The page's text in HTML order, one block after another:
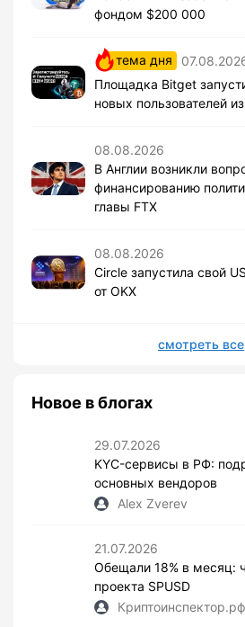
фондом $200 000
тема дня
Площадка Bitget
новых пользователей
08.08.2026
В Англии возникли
финансированию
главы FTX
08.08.2026
Circle запустила свой
от OKX
смотреть все
Новое в блогах
29.07.2026
KYC-сервисы в РФ:
основных вендоров
Alex Zverev
21.07.2026
Обещали 18% в месяц:
проекта SPUSD
Криптоинспектор.рф